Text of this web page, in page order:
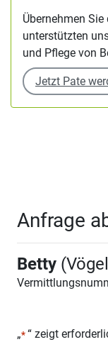
Übernehmen
unterstützten
und Pflege von
Jetzt Pate
Anfrage
Betty
„* “ zeigt